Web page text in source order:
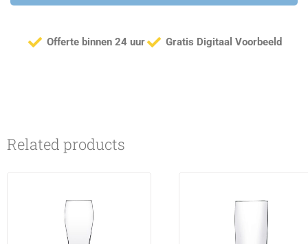
Offerte binnen 24 uur Gratis Digitaal Voorbeeld
Related products
product
has
multiple
product
multiple